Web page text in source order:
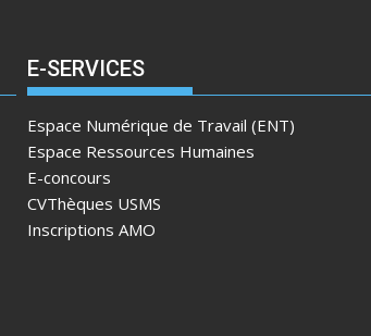
E-SERVICES
Espace Numérique de Travail (ENT)
Espace Ressources Humaines
E-concours
CVThèques USMS
Inscriptions AMO